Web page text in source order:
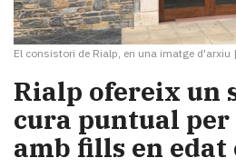
El consistori de Rialp, en una imatge d'arxiu |
Rialp ofereix un
cura puntual
amb fills en edat